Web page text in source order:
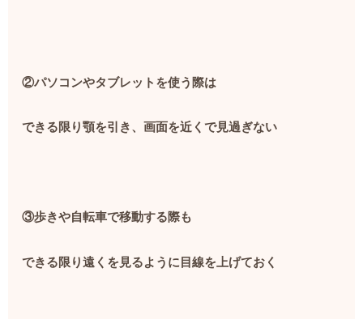
②パソコンやタブレットを使う際は
できる限り顎を引き、画面を近くで見過ぎない
③歩きや自転車で移動する際も
できる限り遠くを見るように目線を上げておく